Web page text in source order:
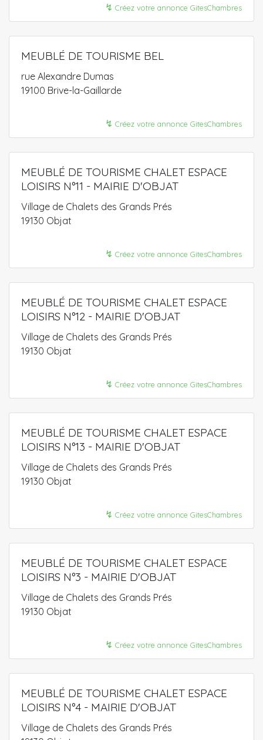
↯ Créez votre annonce GitesChambres
MEUBLÉ DE TOURISME BEL
rue Alexandre Dumas
19100 Brive-la-Gaillarde
↯ Créez votre annonce GitesChambres
MEUBLÉ DE TOURISME CHALET ESPACE
LOISIRS N°11 - MAIRIE D'OBJAT
Village de Chalets des Grands Prés
19130 Objat
↯ Créez votre annonce GitesChambres
MEUBLÉ DE TOURISME CHALET ESPACE
LOISIRS N°12 - MAIRIE D'OBJAT
Village de Chalets des Grands Prés
19130 Objat
↯ Créez votre annonce GitesChambres
MEUBLÉ DE TOURISME CHALET ESPACE
LOISIRS N°13 - MAIRIE D'OBJAT
Village de Chalets des Grands Prés
19130 Objat
↯ Créez votre annonce GitesChambres
MEUBLÉ DE TOURISME CHALET ESPACE
LOISIRS N°3 - MAIRIE D'OBJAT
Village de Chalets des Grands Prés
19130 Objat
↯ Créez votre annonce GitesChambres
MEUBLÉ DE TOURISME CHALET ESPACE
LOISIRS N°4 - MAIRIE D'OBJAT
Village de Chalets des Grands Prés